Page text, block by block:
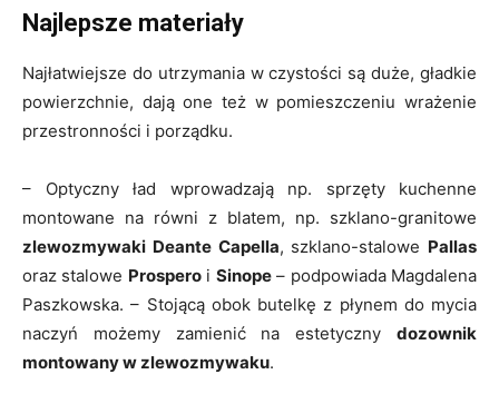
Najlepsze materiały
Najłatwiejsze do utrzymania w czystości są duże, gładkie
powierzchnie, dają one też w pomieszczeniu wrażenie
przestronności i porządku.
– Optyczny ład wprowadzają np. sprzęty kuchenne
montowane na równi z blatem, np. szklano-granitowe
zlewozmywaki Deante Capella, szklano-stalowe Pallas
oraz stalowe Prosperoi Sinope– podpowiada Magdalena
Paszkowska. – Stojącą obok butelkę z płynem do mycia
naczyń możemy zamienić na estetyczny dozownik
montowany w zlewozmywaku.